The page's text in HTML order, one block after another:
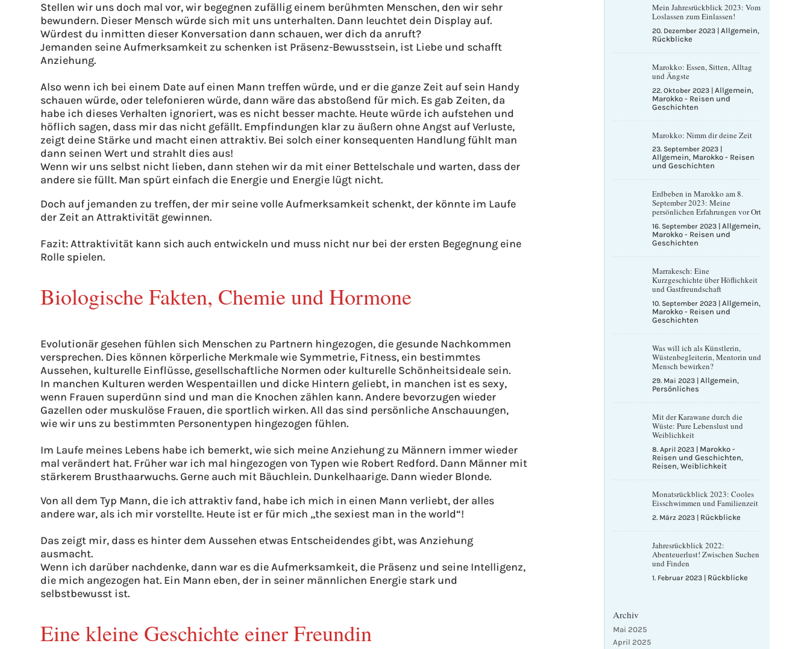
Stellen wir uns doch mal vor, wir begegnen zufällig einem berühmten Menschen, den wir sehr
bewundern. Dieser Mensch würde sich mit uns unterhalten. Dann leuchtet dein Display auf.
Würdest du inmitten dieser Konversation dann schauen, wer dich da anruft?
Jemanden seine Aufmerksamkeit zu schenken ist Präsenz-Bewusstsein, ist Liebe und schafft
Anziehung.
Also wenn ich bei einem Date auf einen Mann treffen würde, und er die ganze Zeit auf sein Handy
schauen würde, oder telefonieren würde, dann wäre das abstoßend für mich. Es gab Zeiten, da
habe ich dieses Verhalten ignoriert, was es nicht besser machte. Heute würde ich aufstehen und
höflich sagen, dass mir das nicht gefällt. Empfindungen klar zu äußern ohne Angst auf Verluste,
zeigt deine Stärke und macht einen attraktiv. Bei solch einer konsequenten Handlung fühlt man
dann seinen Wert und strahlt dies aus!
Wenn wir uns selbst nicht lieben, dann stehen wir da mit einer Bettelschale und warten, dass der
andere sie füllt. Man spürt einfach die Energie und Energie lügt nicht.
Doch auf jemanden zu treffen, der mir seine volle Aufmerksamkeit schenkt, der könnte im Laufe
der Zeit an Attraktivität gewinnen.
Fazit: Attraktivität kann sich auch entwickeln und muss nicht nur bei der ersten Begegnung eine
Rolle spielen.
Biologische Fakten, Chemie und Hormone
Evolutionär gesehen fühlen sich Menschen zu Partnern hingezogen, die gesunde Nachkommen
versprechen. Dies können körperliche Merkmale wie Symmetrie, Fitness, ein bestimmtes
Aussehen, kulturelle Einflüsse, gesellschaftliche Normen oder kulturelle Schönheitsideale sein.
In manchen Kulturen werden Wespentaillen und dicke Hintern geliebt, in manchen ist es sexy,
wenn Frauen superdünn sind und man die Knochen zählen kann. Andere bevorzugen wieder
Gazellen oder muskulöse Frauen, die sportlich wirken. All das sind persönliche Anschauungen,
wie wir uns zu bestimmten Personentypen hingezogen fühlen.
Im Laufe meines Lebens habe ich bemerkt, wie sich meine Anziehung zu Männern immer wieder
mal verändert hat. Früher war ich mal hingezogen von Typen wie Robert Redford. Dann Männer mit
stärkerem Brusthaarwuchs. Gerne auch mit Bäuchlein. Dunkelhaarige. Dann wieder Blonde.
Von all dem Typ Mann, die ich attraktiv fand, habe ich mich in einen Mann verliebt, der alles
andere war, als ich mir vorstellte. Heute ist er für mich „the sexiest man in the world“!
Das zeigt mir, dass es hinter dem Aussehen etwas Entscheidendes gibt, was Anziehung
ausmacht.
Wenn ich darüber nachdenke, dann war es die Aufmerksamkeit, die Präsenz und seine Intelligenz,
die mich angezogen hat. Ein Mann eben, der in seiner männlichen Energie stark und
selbstbewusst ist.
Eine kleine Geschichte einer Freundin
Mein Jahresrückblick 2023: Vom
Loslassen zum Einlassen!
20. Dezember 2023| Allgemein,
Rückblicke
Marokko: Essen, Sitten, Alltag
und Ängste
22. Oktober 2023| Allgemein,
Marokko - Reisen und
Geschichten
Marokko: Nimm dir deine Zeit
23. September 2023|
Allgemein, Marokko - Reisen
und Geschichten
Erdbeben in Marokko am 8.
September 2023: Meine
persönlichen Erfahrungen vor Ort
16. September 2023| Allgemein,
Marokko - Reisen und
Geschichten
Marrakesch: Eine
Kurzgeschichte über Höflichkeit
und Gastfreundschaft
10. September 2023| Allgemein,
Marokko - Reisen und
Geschichten
Was will ich als Künstlerin,
Wüstenbegleiterin, Mentorin und
Mensch bewirken?
29. Mai 2023| Allgemein,
Persönliches
Mit der Karawane durch die
Wüste: Pure Lebenslust und
Weiblichkeit
8. April 2023| Marokko -
Reisen und Geschichten,
Reisen, Weiblichkeit
Monatsrückblick 2023: Cooles
Eisschwimmen und Familienzeit
2. März 2023| Rückblicke
Jahresrückblick 2022:
Abenteuerlust! Zwischen Suchen
und Finden
1. Februar 2023| Rückblicke
Archiv
Mai 2025
April 2025